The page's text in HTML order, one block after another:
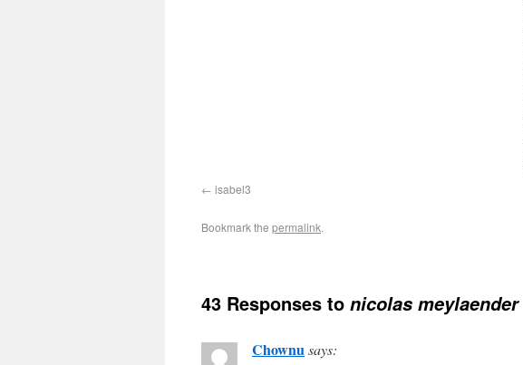
isabel3
Bookmark the permalink.
43 Responses to nicolas meylaender
Chownusays: